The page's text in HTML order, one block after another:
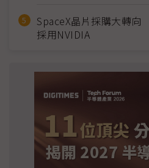
SpaceX晶片採購大轉
採用NVIDIA